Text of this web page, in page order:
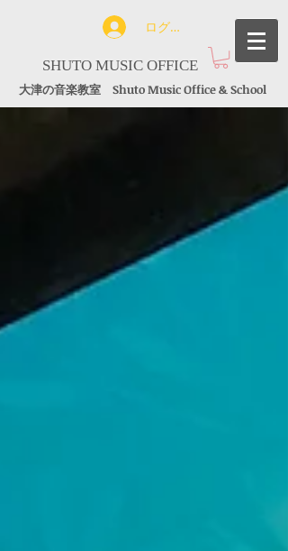
ログイン
SHUTO MUSIC OFFICE
大津の音楽教室 Shuto Music Office & School